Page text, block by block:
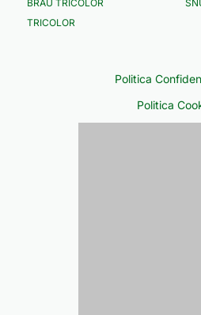
BRAU TRICOLOR
TRICOLOR
Politica
Politica